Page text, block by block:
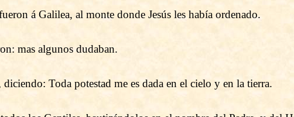
á Galilea, al monte donde Jesús les había ordenado.
mas algunos dudaban.
Toda potestad me es dada en el cielo y en la tierra.